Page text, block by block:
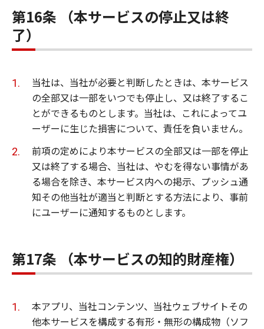
第16条 （本サービスの停止又は終
了）
当社は、当社が必要と判断したときは、本サービス
の全部又は一部をいつでも停止し、又は終了するこ
とができるものとします。当社は、これによってユ
ーザーに生じた損害について、責任を負いません。
前項の定めにより本サービスの全部又は一部を停止
又は終了する場合、当社は、やむを得ない事情があ
る場合を除き、本サービス内への掲示、プッシュ通
知その他当社が適当と判断とする方法により、事前
にユーザーに通知するものとします。
第17条 （本サービスの知的財産権）
本アプリ、当社コンテンツ、当社ウェブサイトその
他本サービスを構成する有形・無形の構成物（ソフ